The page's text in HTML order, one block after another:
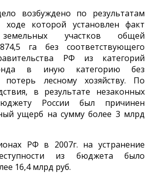
возбуждено по результатам
ходе которой установлен факт
участков общей
га без соответствующего
РФ из категорий
в иную категорию без
потерь лесному хозяйству. По
в результате незаконных
России был причинен
ущерб на сумму более 3 млрд
РФ в 2007г. на устранение
из бюджета было
16,4 млрд руб.